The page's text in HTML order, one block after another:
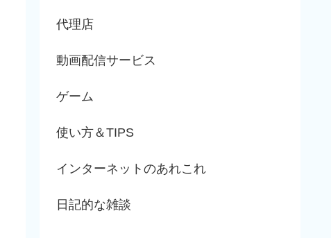
代理店
動画配信サービス
ゲーム
使い方＆TIPS
インターネットのあれこれ
日記的な雑談